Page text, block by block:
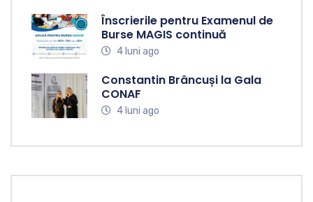
Înscrierile pentru Examenul de
Burse MAGIS continuă
4 luni ago
Constantin Brâncuși la Gala
CONAF
4 luni ago